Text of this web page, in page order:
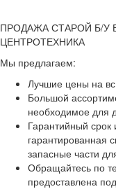
ПРОДАЖА СТАРОЙ Б/У
ЦЕНТРОТЕХНИКА
Мы предлагаем:
Лучшие цены на
Большой
необходимое для
Гарантийный
гарантированная
запасные части
Обращайтесь по
предоставлена